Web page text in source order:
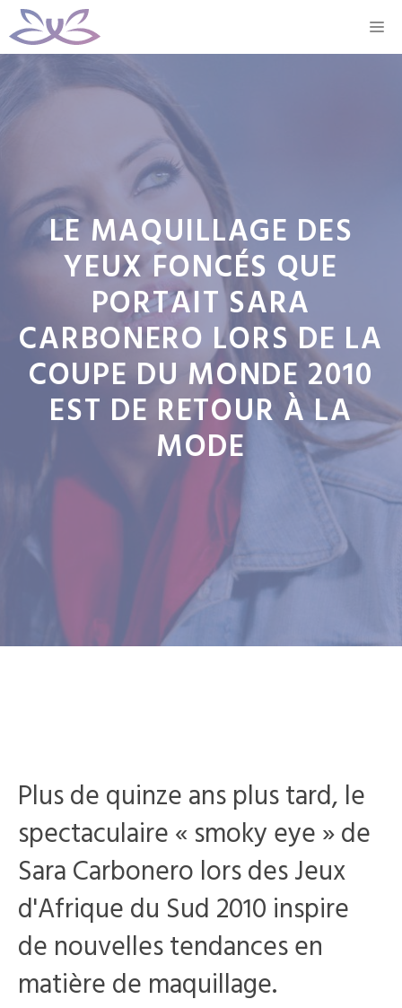
Aller
au
contenu
LE MAQUILLAGE DES
YEUX FONCÉS QUE
PORTAIT SARA
CARBONERO LORS DE LA
COUPE DU MONDE 2010
EST DE RETOUR À LA
MODE
Plus de quinze ans plus tard, le
spectaculaire « smoky eye » de
Sara Carbonero lors des Jeux
d'Afrique du Sud 2010 inspire
de nouvelles tendances en
matière de maquillage.